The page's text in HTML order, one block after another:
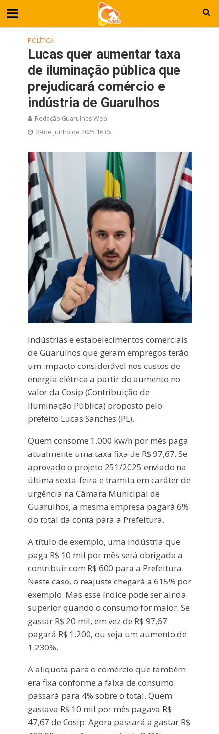
POLÍTICA
Lucas quer aumentar taxa
de iluminação pública que
prejudicará comércio e
indústria de Guarulhos
Redação Guarulhos Web
29 de junho de 2025 16:05
Indústrias e estabelecimentos comerciais
de Guarulhos que geram empregos terão
um impacto considerável nos custos de
energia elétrica a partir do aumento no
valor da Cosip (Contribuição de
Iluminação Pública) proposto pelo
prefeito Lucas Sanches (PL).
Quem consome 1.000 kw/h por mês paga
atualmente uma taxa fixa de R$ 97,67. Se
aprovado o projeto 251/2025 enviado na
última sexta-feira e tramita em caráter de
urgência na Câmara Municipal de
Guarulhos, a mesma empresa pagará 6%
do total da conta para a Prefeitura.
A título de exemplo, uma indústria que
paga R$ 10 mil por mês será obrigada a
contribuir com R$ 600 para a Prefeitura.
Neste caso, o reajuste chegará a 615% por
exemplo. Mas esse índice pode ser ainda
superior quando o consumo for maior. Se
gastar R$ 20 mil, em vez de R$ 97,67
pagará R$ 1.200, ou seja um aumento de
1.230%.
A alíquota para o comércio que também
era fixa conforme a faixa de consumo
passará para 4% sobre o total. Quem
gastava R$ 10 mil por mês pagava R$
47,67 de Cosip. Agora passará a gastar R$